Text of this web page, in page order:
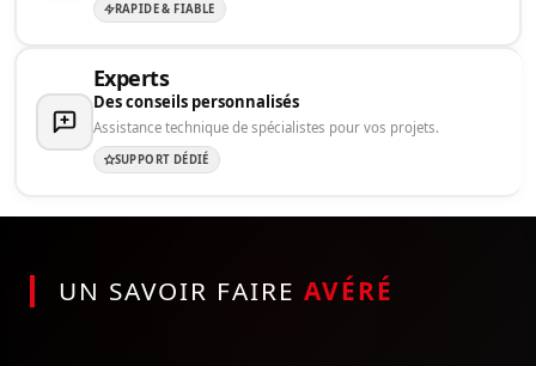
RAPIDE & FIABLE
Experts
Des conseils personnalisés
Assistance technique de spécialistes pour vos projets.
SUPPORT DÉDIÉ
UN SAVOIR FAIRE AVÉRÉ